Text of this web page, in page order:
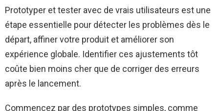
Prototyper et tester avec de vrais utilisateurs est une
étape essentielle pour détecter les problèmes dès le
départ, affiner votre produit et améliorer son
expérience globale. Identifier ces ajustements tôt
coûte bien moins cher que de corriger des erreurs
après le lancement.
Commencez par des prototypes simples, comme